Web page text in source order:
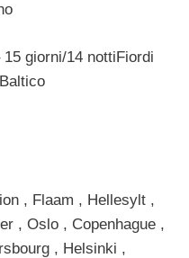
giorni/14 nottiFiordi
, Flaam , Hellesylt ,
, Oslo , Copenhague ,
, Helsinki ,